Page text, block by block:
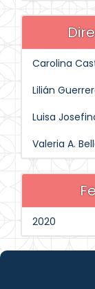
Carolina
Lilián
Luisa
Valeria A.
2020